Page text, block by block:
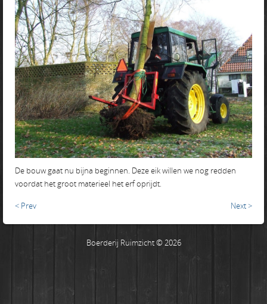
De bouw gaat nu bijna beginnen. Deze eik willen we nog redden
voordat het groot materieel het erf oprijdt.
< Prev Next >
Boerderij Ruimzicht © 2026